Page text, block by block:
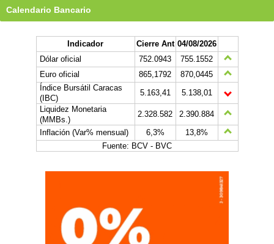
Calendario Bancario
Indicador Cierre Ant 04/08/2026
Dólar oficial
752.0943
755.1552
Euro oficial
865,1792
870,0445
Índice Bursátil Caracas
(IBC)
5.163,41
5.138,01
Liquidez Monetaria
(MMBs.)
2.328.582
2.390.884
Inflación (Var% mensual)
6,3%
13,8%
Fuente: BCV - BVC